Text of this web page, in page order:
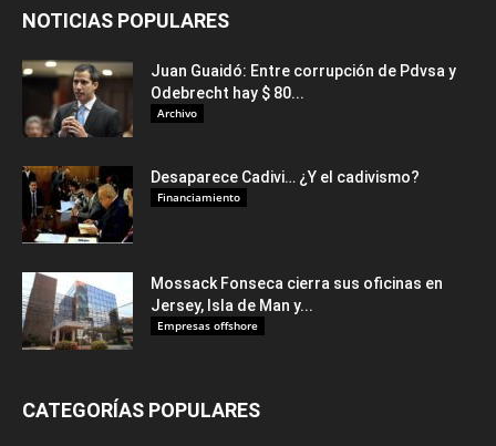
NOTICIAS POPULARES
Juan Guaidó: Entre corrupción de Pdvsa y
Odebrecht hay $ 80...
Archivo
Desaparece Cadivi… ¿Y el cadivismo?
Financiamiento
Mossack Fonseca cierra sus oficinas en
Jersey, Isla de Man y...
Empresas offshore
CATEGORÍAS POPULARES